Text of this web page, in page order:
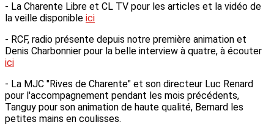
- La Charente Libre et CL TV pour les articles et la vidéo de
la veille disponible ici
- RCF, radio présente depuis notre première animation et
Denis Charbonnier pour la belle interview à quatre, à écouter
ici
- La MJC "Rives de Charente" et son directeur Luc Renard
pour l'accompagnement pendant les mois précédents,
Tanguy pour son animation de haute qualité, Bernard les
petites mains en coulisses.